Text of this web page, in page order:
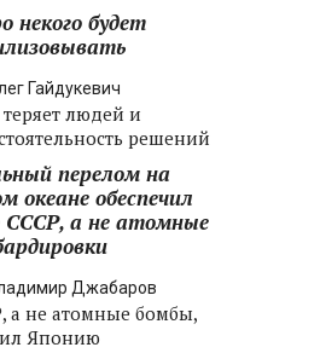
некого будет
Гайдукевич
людей и
решений
перелом на
океане обеспечил
СССР, а не атомные
Джабаров
а не атомные бомбы,
Японию